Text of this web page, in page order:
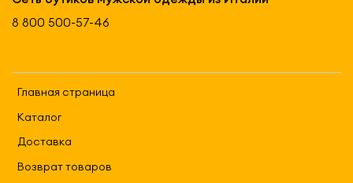
Главная страница
Каталог
Доставка
Возврат товаров
8 800 500-57-46